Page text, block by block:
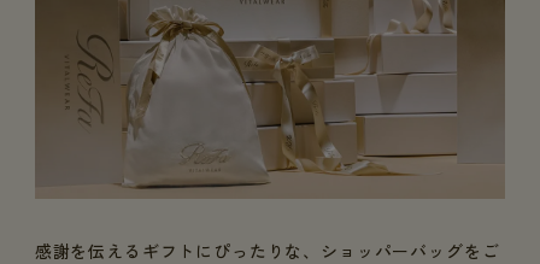
感謝を伝えるギフトにぴったりな、ショッパーバッグをご